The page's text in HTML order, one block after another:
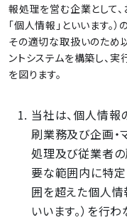
報処理を営む企業として
「個人情報」といいます。
その適切な取扱いのため
ントシステムを構築し、実
を図ります。
当社は、個人情報
刷業務及び企画・
処理及び従業者の
要な範囲内に特
囲を超えた個人情
いいます。）を行